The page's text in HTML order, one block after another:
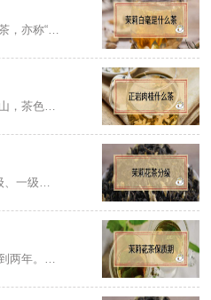
茉莉白毫是产于福州的特种茉莉花茶，亦称“大白毫”，也叫大白毫茉莉花茶。白毫茉莉花茶选用高山芽叶肥壮多毫的大白茶等品种茶树首春毫芽制成茶坯，用荣莉伏花经七次窨花一次提花制成。
正岩肉桂属乌龙茶，产于福建武夷山，茶色乌润，有着浓郁的花香味，似兰花清香味，给人一种高扬、辛锐之感，耐泡，香气层次分明，味道有层次感，茶汤呈现为桔红色，茶汤清澈无杂质。
茉莉花茶分为6个等级，分别为特级、一级、二级、三级、四级、五级。特级、一级的茶采用的原料嫩度较好，条形细紧，芽毫稍显露；二级、三级的茶所用原料嫩度稍差，基本无芽毫；四级、五级的茶属于低档茶，原料嫩度是比较差，条形松、大，常带茎梗。
茉莉花茶保存得当，一般可保存一到两年。但随着存放时间的延长，花茶的色泽和香味会越加衰减。若想尽享茉莉花茶的新鲜清香风味，最好在买回家后三个月内享用。茉莉花茶是绿茶的再加工茶，含水量高、易变质，在购买时一次量不宜过多。